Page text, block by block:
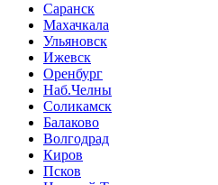
Саранск
Махачкала
Ульяновск
Ижевск
Оренбург
Наб.Челны
Соликамск
Балаково
Волгодрад
Киров
Псков